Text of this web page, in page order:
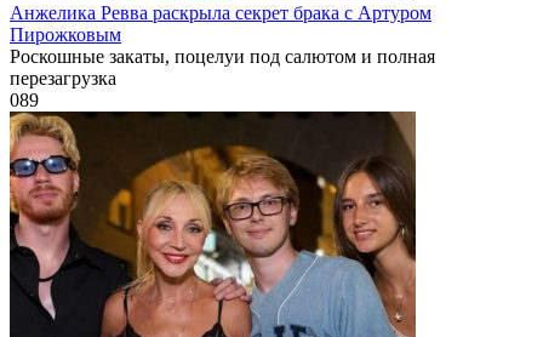
Анжелика Ревва раскрыла секрет брака с Артуром
Пирожковым
Роскошные закаты, поцелуи под салютом и полная
перезагрузка
089